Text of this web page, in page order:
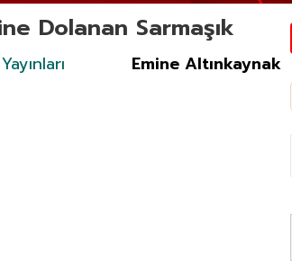
Dolanan Sarmaşık
Emine Altınkaynak